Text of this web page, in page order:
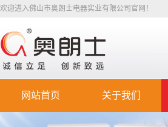
欢迎进入佛山市奥朗士电器实业有限公司官网！
网站首页 关于我们